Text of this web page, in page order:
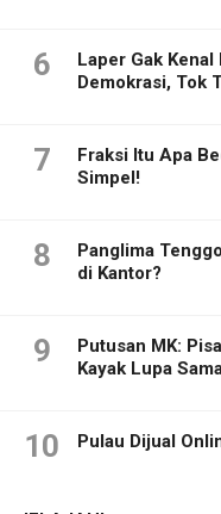
6
Laper Gak
Demokrasi, Tok
7
Fraksi Itu Apa
Simpel!
8
Panglima
di Kantor?
9
Putusan MK:
Kayak Lupa
10 Pulau Dijual